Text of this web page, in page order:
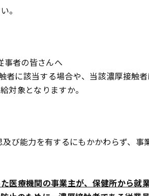
。
事者の皆さんへ
者に該当する場合や、当該濃厚接触
対象となりますか。
び能力を有するにもかかわらず、事
医療機関の事業主が、保健所から就